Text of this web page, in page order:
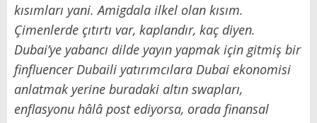
kısımları yani. Amigdala ilkel olan kısım.
Çimenlerde çıtırtı var, kaplandır, kaç diyen.
Dubai’ye yabancı dilde yayın yapmak için gitmiş bir
finfluencer Dubaili yatırımcılara Dubai ekonomisi
anlatmak yerine buradaki altın swapları,
enflasyonu hâlâ post ediyorsa, orada finansal